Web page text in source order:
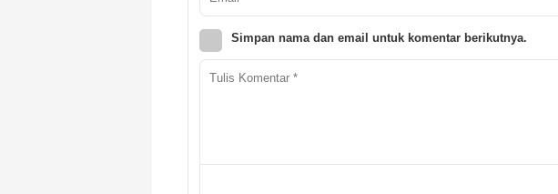
Simpan nama dan email untuk komentar berikutnya.